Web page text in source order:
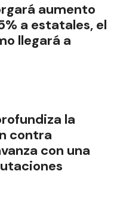
aumento
a estatales, el
llegará a
la
contra
con una